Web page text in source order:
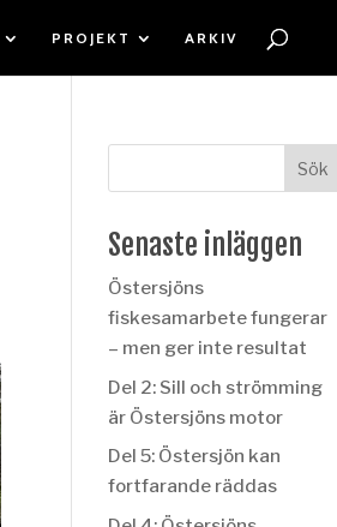
PROJEKT ARKIV
Senaste inläggen
Östersjöns
fiskesamarbete fungerar
– men ger inte resultat
Del 2: Sill och strömming
är Östersjöns motor
Del 5: Östersjön kan
fortfarande räddas